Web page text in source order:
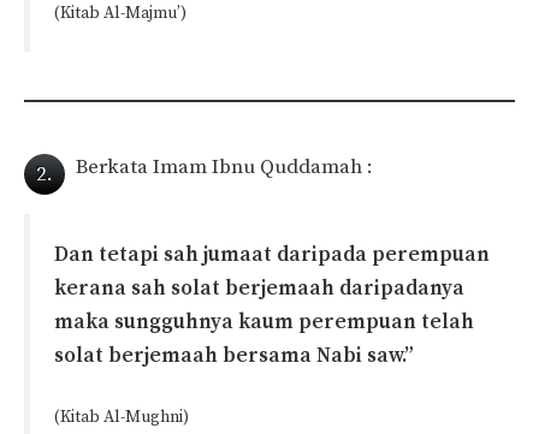
(Kitab Al-Majmu’)
2. Berkata Imam Ibnu Quddamah :
Dan tetapi sah jumaat daripada perempuan
kerana sah solat berjemaah daripadanya
maka sungguhnya kaum perempuan telah
solat berjemaah bersama Nabi saw.”
(Kitab Al-Mughni)